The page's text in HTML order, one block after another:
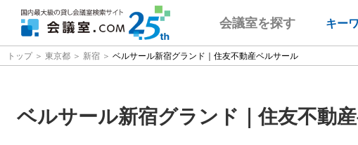
会議室を探す キー
トップ 東京都 新宿 ベルサール新宿グランド｜住友不動産ベルサール
ベルサール新宿グランド｜住友不動